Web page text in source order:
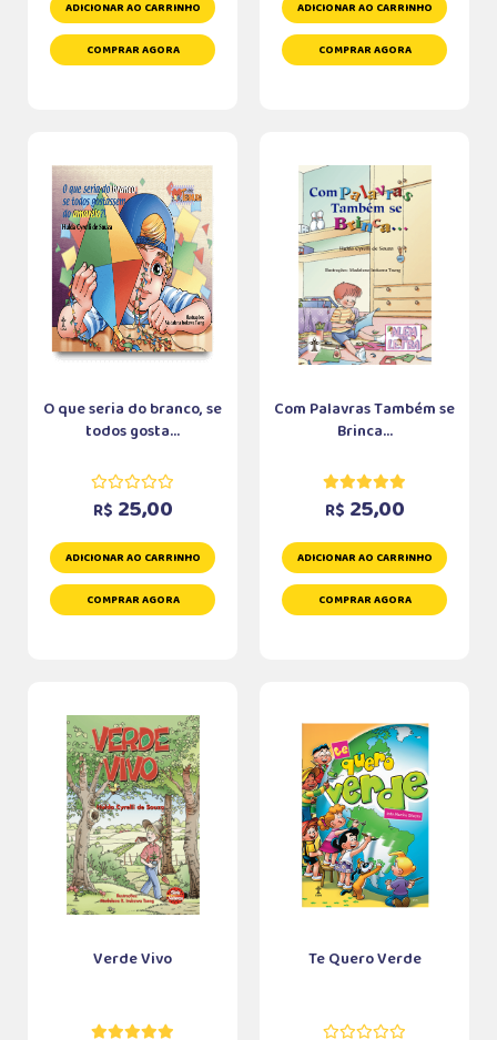
ADICIONAR AO CARRINHO
COMPRAR AGORA
ADICIONAR AO CARRINHO
COMPRAR AGORA
O que seria do branco, se
todos gosta...
R$ 25,00
ADICIONAR AO CARRINHO
COMPRAR AGORA
Com Palavras Também se
Brinca...
R$ 25,00
ADICIONAR AO CARRINHO
COMPRAR AGORA
Verde Vivo Te Quero Verde